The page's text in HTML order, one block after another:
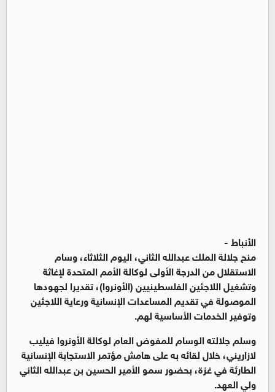
الأنباط -
منح جلالة الملك عبدالله الثاني، اليوم الثلاثاء، وسام
الاستقلال من الدرجة الأولى لوكالة الأمم المتحدة لإغاثة
وتشغيل اللاجئين الفلسطينيين (الأونروا)، تقديرا لجهودها
الموصولة في تقديم المساعدات الإنسانية ورعاية اللاجئين
وتوفير الخدمات الأساسية لهم.
وسلم جلالته الوسام للمفوض العام لوكالة الأونروا فيليب
لازاريني، خلال لقائه به على هامش مؤتمر الاستجابة الإنسانية
الطارئة في غزة، بحضور سمو الأمير الحسين بن عبدالله الثاني
ولي العهد.